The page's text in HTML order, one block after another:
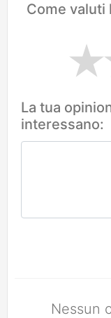
Come valuti
La tua
interessano:
Nessun